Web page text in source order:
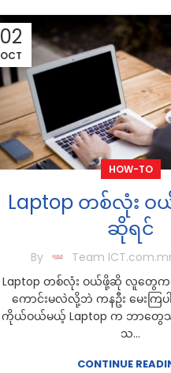
02
OCT
HOW-TO
Laptop တစ်လုံး
ဆိုရင်
By Team
Laptop တစ်လုံး ဝယ်ဖို့ဆို လူတွေ
ကောင်းမလဲလို့ဘဲ ကနဦး မေးကြ
ကိုယ်ဝယ်မယ့် Laptop က ဘာတွေ
သ...
CONTINUE